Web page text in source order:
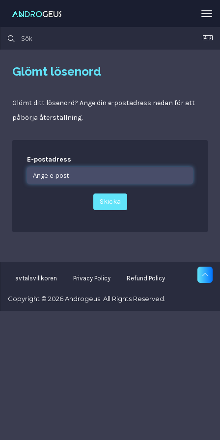
Glömt lösenord
Glömt ditt lösenord? Ange din e-postadress nedan för att
påbörja återställning.
E-postadress
Skicka
avtalsvillkoren Privacy Policy Refund Policy
Copyright © 2026 Androgeus. All Rights Reserved.